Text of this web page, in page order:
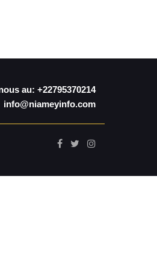
au: +22795370214
info@niameyinfo.com